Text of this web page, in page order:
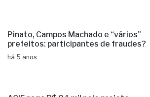
Pinato, Campos Machado e “vários”
prefeitos: participantes de fraudes?
há 5 anos